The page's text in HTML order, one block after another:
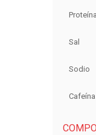
Sal
Sodio
Cafeína